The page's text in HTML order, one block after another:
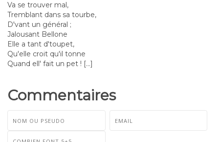
Va se trouver mal,
Tremblant dans sa tourbe,
D'vant un général ;
Jalousant Bellone
Elle a tant d'toupet,
Qu'elle croit qu'il tonne
Quand ell' fait un pet ! [...]
Commentaires